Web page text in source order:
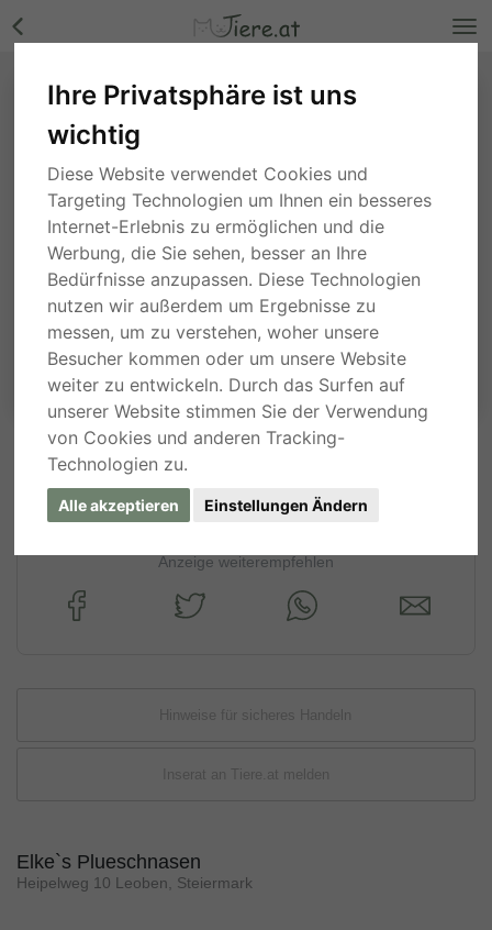
Ihre Privatsphäre ist uns
wichtig
Diese Website verwendet Cookies und
Targeting Technologien um Ihnen ein besseres
Internet-Erlebnis zu ermöglichen und die
Werbung, die Sie sehen, besser an Ihre
Bedürfnisse anzupassen. Diese Technologien
nutzen wir außerdem um Ergebnisse zu
messen, um zu verstehen, woher unsere
Besucher kommen oder um unsere Website
weiter zu entwickeln. Durch das Surfen auf
unserer Website stimmen Sie der Verwendung
von Cookies und anderen Tracking-
Technologien zu.
Alle akzeptieren Einstellungen Ändern
ANFRAGE AN DEN ANBIETER
Anzeige weiterempfehlen
Hinweise für sicheres Handeln
Inserat an Tiere.at melden
Elke`s Plueschnasen
Heipelweg 10 Leoben, Steiermark